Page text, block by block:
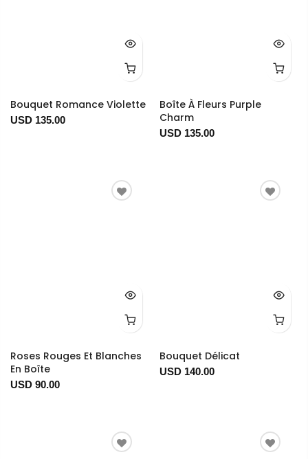
Bouquet Romance Violette
USD 135.00
Boîte À Fleurs Purple
Charm
USD 135.00
Roses Rouges Et Blanches
En Boîte
USD 90.00
Bouquet Délicat
USD 140.00